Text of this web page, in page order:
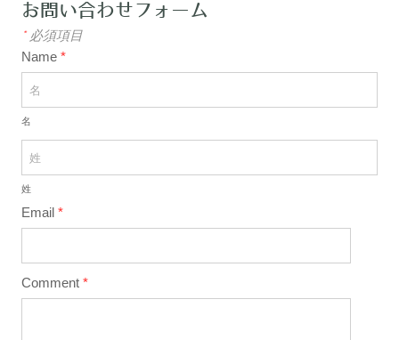
お問い合わせフォーム
*必須項目
Name *
名
姓
Email *
Comment *